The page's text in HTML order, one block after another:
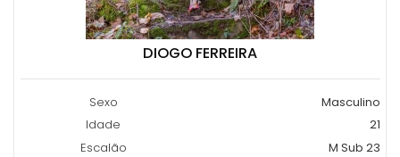
DIOGO FERREIRA
Sexo
Masculino
Idade
21
Escalão
M Sub 23